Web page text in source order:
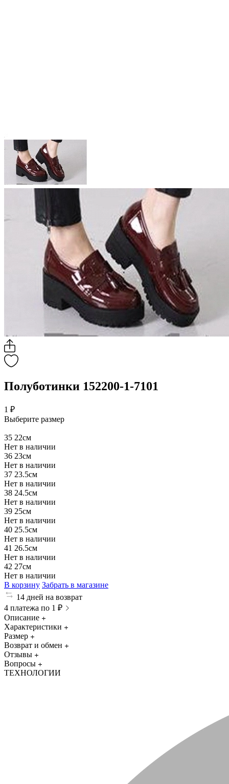
Полуботинки 152200-1-7101
1 ₽
Выберите размер
35 22см
Нет в наличии
36 23см
Нет в наличии
37 23.5см
Нет в наличии
38 24.5см
Нет в наличии
39 25см
Нет в наличии
40 25.5см
Нет в наличии
41 26.5см
Нет в наличии
42 27см
Нет в наличии
В корзину Забрать в магазине
14 дней на возврат
4 платежа по 1 ₽
Описание
Характеристики
Размер
Возврат и обмен
Отзывы
Вопросы
ТЕХНОЛОГИИ